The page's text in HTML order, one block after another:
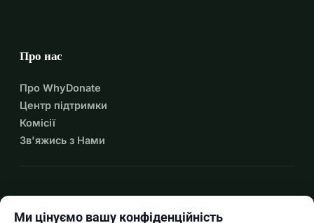
Про нас
Про WhyDonate
Центр підтримки
Комісії
Зв'яжись з Нами
Ми цінуємо вашу конфіденційність